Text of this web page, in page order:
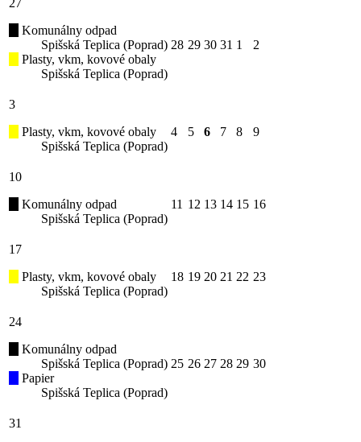
Komunálny odpad
Spišská Teplica (Poprad)
Plasty, vkm, kovové obaly
Spišská Teplica (Poprad)
28 29 30 31 1 2
3
Plasty, vkm, kovové obaly
Spišská Teplica (Poprad)
4 5 6 7 8 9
10
Komunálny odpad
Spišská Teplica (Poprad)
11 12 13 14 15 16
17
Plasty, vkm, kovové obaly
Spišská Teplica (Poprad)
18 19 20 21 22 23
24
Komunálny odpad
Spišská Teplica (Poprad)
Papier
Spišská Teplica (Poprad)
25 26 27 28 29 30
31